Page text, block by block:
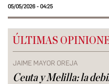
05/05/2026 - 04:25
ÚLTIMAS
JAIME MAYOR OREJA
Ceuta y Melilla: la